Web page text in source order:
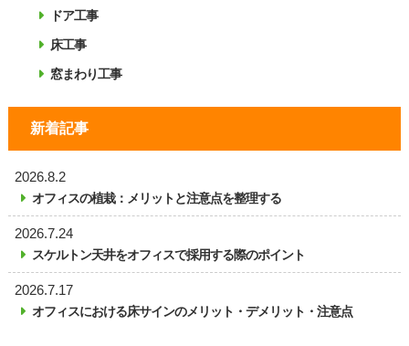
ドア工事
床工事
窓まわり工事
新着記事
2026.8.2
オフィスの植栽：メリットと注意点を整理する
2026.7.24
スケルトン天井をオフィスで採用する際のポイント
2026.7.17
オフィスにおける床サインのメリット・デメリット・注意点